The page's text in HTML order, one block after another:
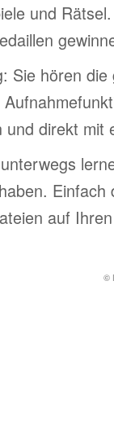
und
Sie hören
und direkt mit
auf
©